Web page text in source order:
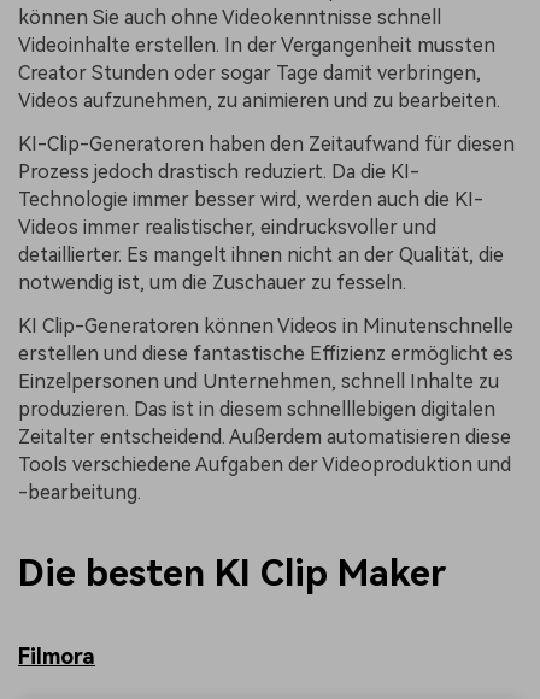
können Sie auch ohne Videokenntnisse schnell
Videoinhalte erstellen. In der Vergangenheit mussten
Creator Stunden oder sogar Tage damit verbringen,
Videos aufzunehmen, zu animieren und zu bearbeiten.
KI-Clip-Generatoren haben den Zeitaufwand für diesen
Prozess jedoch drastisch reduziert. Da die KI-
Technologie immer besser wird, werden auch die KI-
Videos immer realistischer, eindrucksvoller und
detaillierter. Es mangelt ihnen nicht an der Qualität, die
notwendig ist, um die Zuschauer zu fesseln.
KI Clip-Generatoren können Videos in Minutenschnelle
erstellen und diese fantastische Effizienz ermöglicht es
Einzelpersonen und Unternehmen, schnell Inhalte zu
produzieren. Das ist in diesem schnelllebigen digitalen
Zeitalter entscheidend. Außerdem automatisieren diese
Tools verschiedene Aufgaben der Videoproduktion und
-bearbeitung.
Die besten KI Clip Maker
Filmora